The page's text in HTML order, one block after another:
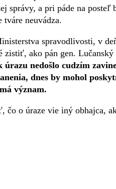
správy, a pri páde na
tváre neuvádza.
spravodlivosti, v
zistiť, ako pán gen.
úrazu nedošlo cudzím
dnes by mohol
význam.
čo o úraze vie iný obhajca,